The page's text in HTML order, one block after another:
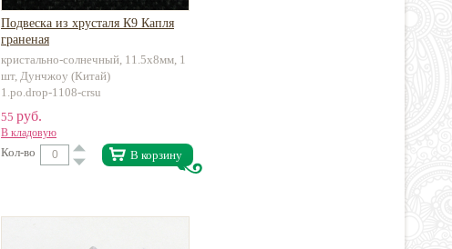
Подвеска из хрусталя К9 Капля
граненая
кристально-солнечный, 11.5х8мм, 1
шт, Дунчжоу (Китай)
1.po.drop-1108-crsu
55 руб.
В кладовую
Кол-во В корзину